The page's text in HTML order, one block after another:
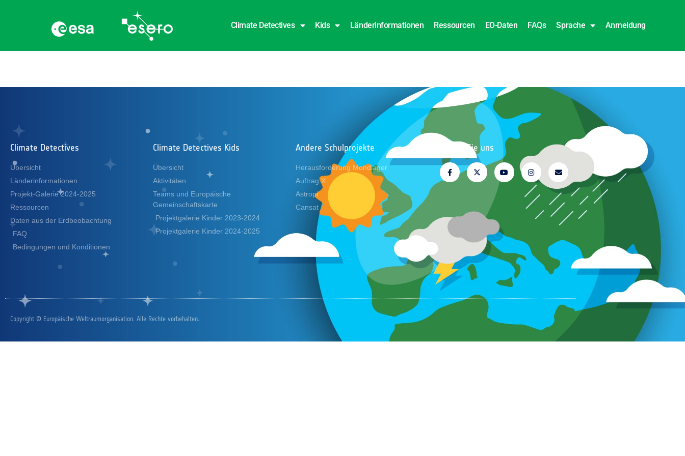
Climate Detectives Kids Länderinformationen Ressourcen EO-Daten FAQs Sprache Anmeldung
Climate Detectives
Übersicht
Länderinformationen
Projekt-Galerie 2024-2025
Ressourcen
Daten aus der Erdbeobachtung
FAQ
Bedingungen und Konditionen
Climate Detectives Kids
Übersicht
Aktivitäten
Teams und Europäische
Gemeinschaftskarte
Projektgalerie Kinder 2023-2024
Projektgalerie Kinder 2024-2025
Andere Schulprojekte
Herausforderung Mondlager
Auftrag X
Astropi
Cansat
Folgen Sie uns
Copyright © Europäische Weltraumorganisation. Alle Rechte vorbehalten.